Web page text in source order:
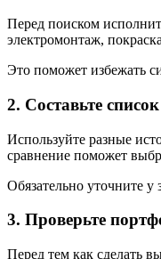
Перед поиском
электромонтаж,
Это поможет избежать
2. Составьте
Используйте разные
сравнение поможет
Обязательно уточните
3. Проверьте
Перед тем как сделать